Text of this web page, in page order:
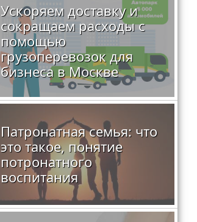
Ускоряем доставку и
сокращаем расходы с
помощью
грузоперевозок для
бизнеса в Москве
Патронатная семья: что
это такое, понятие
потронатного
воспитания